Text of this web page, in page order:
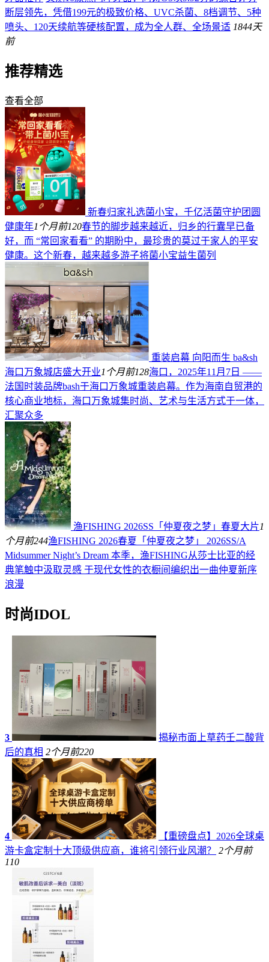
断层领先，凭借199元的极致价格、UVC杀菌、8档调节、5种
喷头、120天续航等硬核配置，成为全人群、全场景适 1844天
前
推荐精选
查看全部
新春归家礼选菌小宝，千亿活菌守护团圆
健康年1个月前120春节的脚步越来越近，归乡的行囊早已备
好，而 “常回家看看” 的期盼中，最珍贵的莫过于家人的平安
健康。这个新春，越来越多游子将菌小宝益生菌列
重装启幕 向阳而生 ba&sh
海口万象城店盛大开业1个月前128海口，2025年11月7日 ——
法国时装品牌bash于海口万象城重装启幕。作为海南自贸港的
核心商业地标，海口万象城集时尚、艺术与生活方式于一体，
汇聚众多
渔FISHING 2026SS「仲夏夜之梦」春夏大片1
个月前244渔FISHING 2026春夏「仲夏夜之梦」 2026SS/A
Midsummer Night’s Dream 本季，渔FISHING从莎士比亚的经
典笔触中汲取灵感 于现代女性的衣橱间编织出一曲仲夏新序
浪漫
时尚IDOL
3
揭秘市面上草药壬二酸背
后的真相 2个月前220
4
【重磅盘点】2026全球桌
游卡盒定制十大顶级供应商，谁将引领行业风潮？
2个月前
110